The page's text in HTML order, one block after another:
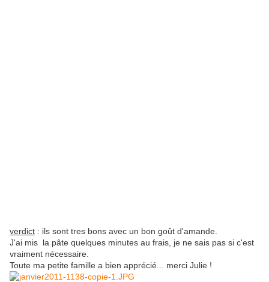
verdict : ils sont tres bons avec un bon goût d'amande.
J'ai mis la pâte quelques minutes au frais, je ne sais pas si c'est
vraiment nécessaire.
Toute ma petite famille a bien apprécié... merci Julie !